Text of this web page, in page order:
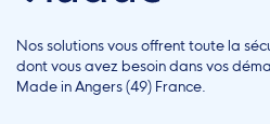
Nos solutions vous offrent toute la
dont vous avez besoin dans vos
Made in Angers (49) France.